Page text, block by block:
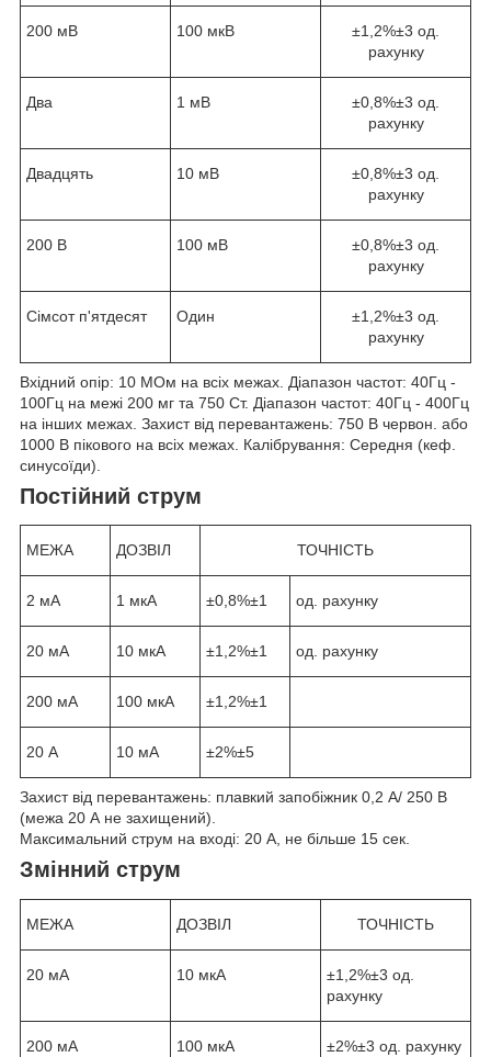
200 мВ 100 мкВ
±1,2%±3 од.
рахунку
Два 1 мВ
±0,8%±3 од.
рахунку
Двадцять 10 мВ
±0,8%±3 од.
рахунку
200 В 100 мВ
±0,8%±3 од.
рахунку
Сімсот п'ятдесят Один
±1,2%±3 од.
рахунку
Вхідний опір: 10 МОм на всіх межах. Діапазон частот: 40Гц -
100Гц на межі 200 мг та 750 Ст. Діапазон частот: 40Гц - 400Гц
на інших межах. Захист від перевантажень: 750 В червон. або
1000 В пікового на всіх межах. Калібрування: Середня (кеф.
синусоїди).
Постійний струм
МЕЖА ДОЗВІЛ ТОЧНІСТЬ
2 мА 1 мкА ±0,8%±1 од. рахунку
20 мА 10 мкА ±1,2%±1 од. рахунку
200 мА 100 мкА ±1,2%±1
20 А 10 мА ±2%±5
Захист від перевантажень: плавкий запобіжник 0,2 А/ 250 В
(межа 20 А не захищений).
Максимальний струм на вході: 20 А, не більше 15 сек.
Змінний струм
МЕЖА ДОЗВІЛ ТОЧНІСТЬ
20 мА 10 мкА
±1,2%±3 од.
рахунку
200 мА 100 мкА ±2%±3 од. рахунку